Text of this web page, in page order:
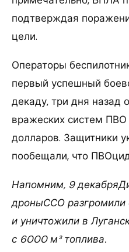
подтверждая
цели.
Операторы
первый успешный
декаду, три дня назад
вражеских систем
долларов. Защитники
пообещали, что
Напомним, 9
дроныССО
и уничтожили в
с 6000 м³ топлива.